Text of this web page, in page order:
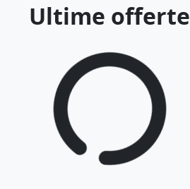
Ultime offerte